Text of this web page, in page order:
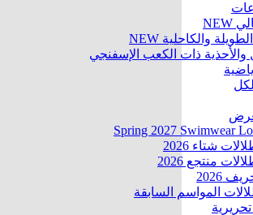
NEW
الطويلة والكاحلية NEW
والأحذية ذات الكعب الإسفنجي
Spring 2027 Swimwear
شتاء 2026
منتجع 2026
2026
المواسم السابقة